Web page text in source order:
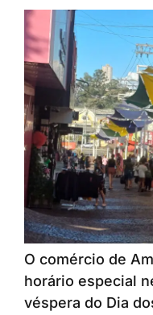
O comércio de
horário especial
véspera do Dia